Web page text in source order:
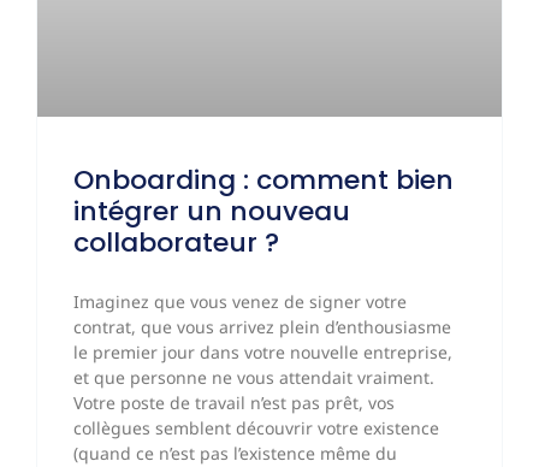
Onboarding : comment bien
intégrer un nouveau
collaborateur ?
Imaginez que vous venez de signer votre
contrat, que vous arrivez plein d’enthousiasme
le premier jour dans votre nouvelle entreprise,
et que personne ne vous attendait vraiment.
Votre poste de travail n’est pas prêt, vos
collègues semblent découvrir votre existence
(quand ce n’est pas l’existence même du